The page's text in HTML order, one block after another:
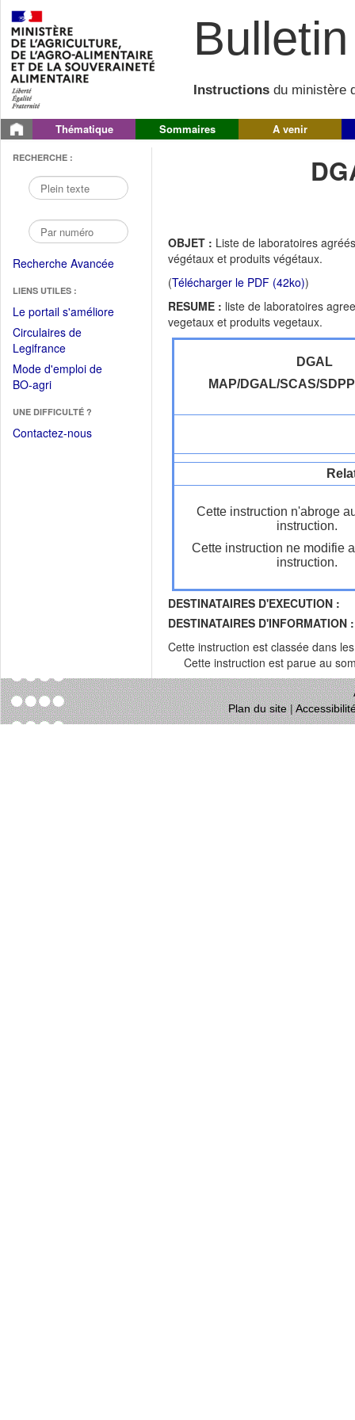
Instructions du ministère
Thématique Sommaires A venir
RECHERCHE :
Recherche Avancée
LIENS UTILES :
Le portail s'améliore(Fichier
Circulaires de
Legifrance(Ouvrir
dans
une
fenêtre)
Mode d'emploi de
BO-agri(Ouvrir
une
nouvelle
UNE DIFFICULTÉ ?
Contactez-nous
OBJET : Liste de laboratoires
végétaux et produits végétaux.
(Télécharger le PDF (42ko))
RESUME : liste de laboratoires
vegetaux et produits vegetaux.
DGAL
MAP/DGAL/SCAS/
Cette instruction n'abroge
instruction.
Cette instruction ne modifie
instruction.
DESTINATAIRES D'EXECUTION :
DESTINATAIRES D'INFORMATION :
Cette instruction est classée dans
Cette instruction est parue au
Plan du site|